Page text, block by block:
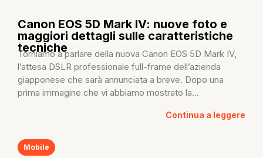
Canon EOS 5D Mark IV: nuove foto e
maggiori dettagli sulle caratteristiche
tecniche
Torniamo a parlare della nuova Canon EOS 5D Mark IV,
l’attesa DSLR professionale full-frame dell’azienda
giapponese che sarà annunciata a breve. Dopo una
prima immagine che vi abbiamo mostrato la...
Continua a leggere
Mobile